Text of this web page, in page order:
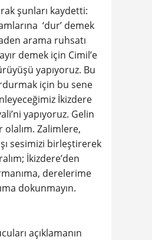
şunları kaydetti:
‘dur’ demek
arama ruhsatı
demek için Cimil’e
yapıyoruz. Bu
için bu sene
İkizdere
yapıyoruz. Gelin
Zalimlere,
sesimizi birleştirerek
İkizdere’den
derelerime
dokunmayın.
açıklamanın